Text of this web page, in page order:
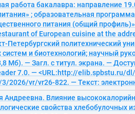
работа бакалавра: направление
; образовательная
питания (общий
of European cuisine at the
Петербургский политехнический
и биотехнологий; научный
Мб). — Загл. с титул. экрана. —
7.0. — <URL:http://elib.spbstu.ru/
3/2026/vr/vr26-822. — Текст:
Андреевна. Влияние
свойства хлебобулочных